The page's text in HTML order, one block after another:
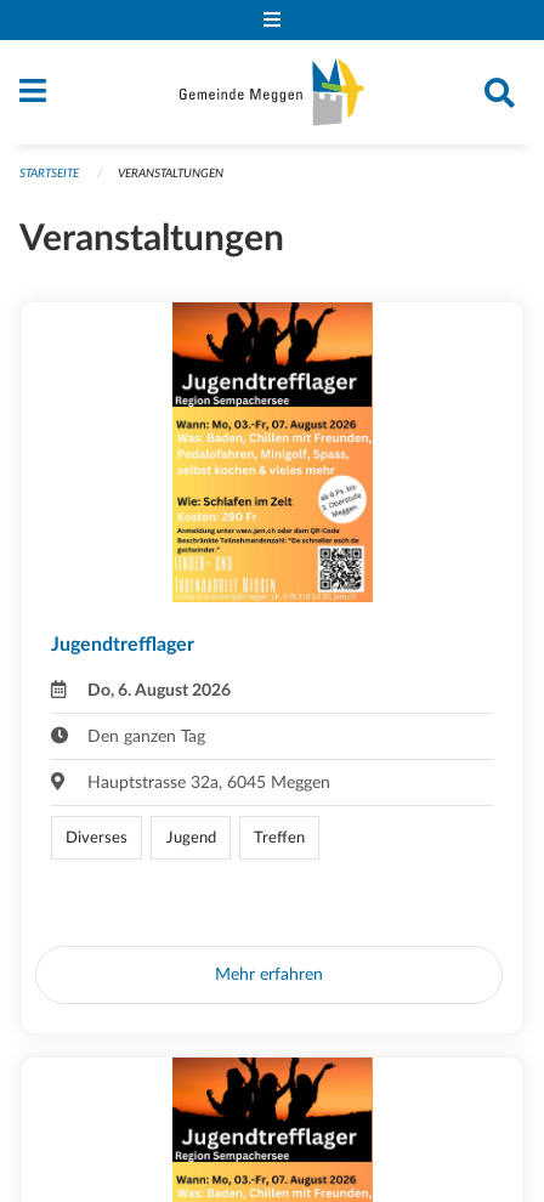
STARTSEITE VERANSTALTUNGEN
Veranstaltungen
Jugendtrefflager
Do, 6. August 2026
Den ganzen Tag
Hauptstrasse 32a, 6045 Meggen
Diverses Jugend Treffen
Mehr erfahren